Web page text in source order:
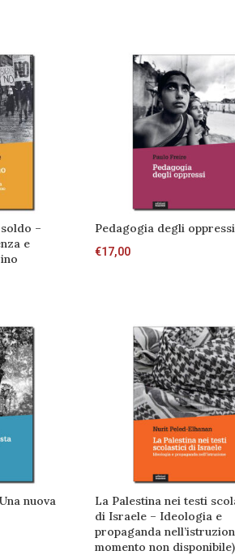
–
e
Pedagogia degli oppressi
€17,00
nuova
La Palestina nei testi
di Israele – Ideologia e
propaganda
momento non disponibile)